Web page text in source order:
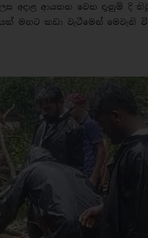
අදාළ ආයතන වෙත දැනුම් දි
මතට කඩා වැටීමෙන් මෙවැනි